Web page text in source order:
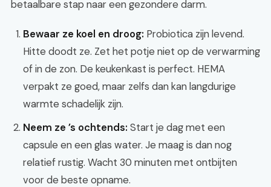
betaalbare stap naar een gezondere darm.
Bewaar ze koel en droog: Probiotica zijn levend.
Hitte doodt ze. Zet het potje niet op de verwarming
of in de zon. De keukenkast is perfect. HEMA
verpakt ze goed, maar zelfs dan kan langdurige
warmte schadelijk zijn.
Neem ze ’s ochtends: Start je dag met een
capsule en een glas water. Je maag is dan nog
relatief rustig. Wacht 30 minuten met ontbijten
voor de beste opname.